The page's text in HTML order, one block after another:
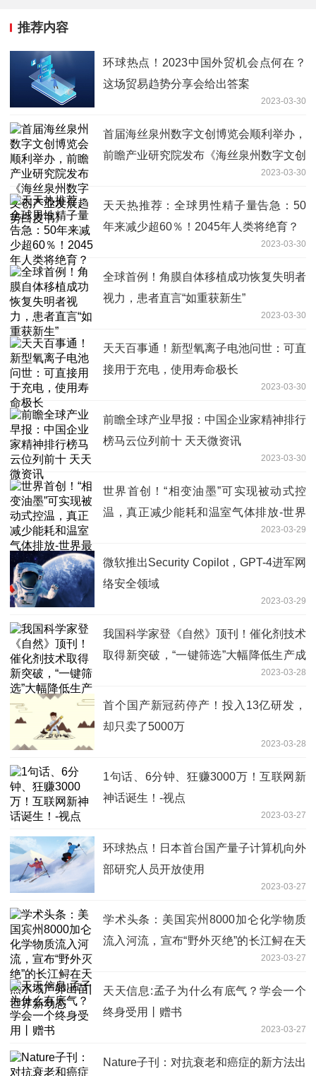
推荐内容
环球热点！2023中国外贸机会点何在？
这场贸易趋势分享会给出答案
2023-03-30
首届海丝泉州数字文创博览会顺利举办，
前瞻产业研究院发布《海丝泉州数字文创
2023-03-30
天天热推荐：全球男性精子量告急：50
年来减少超60％！2045年人类将绝育？
2023-03-30
全球首例！角膜自体移植成功恢复失明者
视力，患者直言“如重获新生”
2023-03-30
天天百事通！新型氧离子电池问世：可直
接用于充电，使用寿命极长
2023-03-30
前瞻全球产业早报：中国企业家精神排行
榜马云位列前十 天天微资讯
2023-03-30
世界首创！“相变油墨”可实现被动式控
温，真正减少能耗和温室气体排放-世界
2023-03-29
微软推出Security Copilot，GPT-4进军网
络安全领域
2023-03-29
我国科学家登《自然》顶刊！催化剂技术
取得新突破，“一键筛选”大幅降低生产成
2023-03-28
首个国产新冠药停产！投入13亿研发，
却只卖了5000万
2023-03-28
1句话、6分钟、狂赚3000万！互联网新
神话诞生！-视点
2023-03-27
环球热点！日本首台国产量子计算机向外
部研究人员开放使用
2023-03-27
学术头条：美国宾州8000加仑化学物质
流入河流，宣布“野外灭绝”的长江鲟在天
2023-03-27
天天信息:孟子为什么有底气？学会一个
终身受用丨赠书
2023-03-27
Nature子刊：对抗衰老和癌症的新方法出